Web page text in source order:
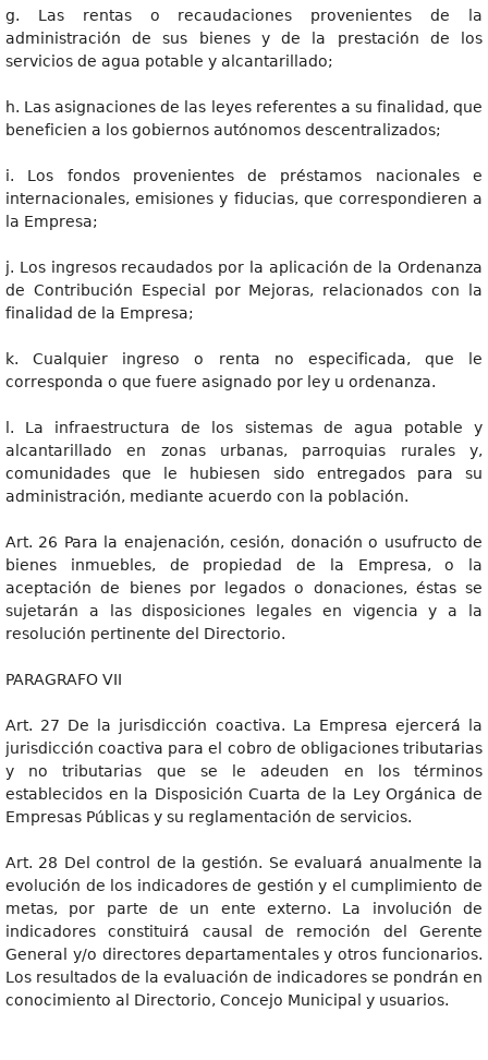
g. Las rentas o recaudaciones provenientes de la
administración de sus bienes y de la prestación de los
servicios de agua potable y alcantarillado;
h. Las asignaciones de las leyes referentes a su finalidad, que
beneficien a los gobiernos autónomos descentralizados;
i. Los fondos provenientes de préstamos nacionales e
internacionales, emisiones y fiducias, que correspondieren a
la Empresa;
j. Los ingresos recaudados por la aplicación de la Ordenanza
de Contribución Especial por Mejoras, relacionados con la
finalidad de la Empresa;
k. Cualquier ingreso o renta no especificada, que le
corresponda o que fuere asignado por ley u ordenanza.
l. La infraestructura de los sistemas de agua potable y
alcantarillado en zonas urbanas, parroquias rurales y,
comunidades que le hubiesen sido entregados para su
administración, mediante acuerdo con la población.
Art. 26 Para la enajenación, cesión, donación o usufructo de
bienes inmuebles, de propiedad de la Empresa, o la
aceptación de bienes por legados o donaciones, éstas se
sujetarán a las disposiciones legales en vigencia y a la
resolución pertinente del Directorio.
PARAGRAFO VII
Art. 27 De la jurisdicción coactiva. La Empresa ejercerá la
jurisdicción coactiva para el cobro de obligaciones tributarias
y no tributarias que se le adeuden en los términos
establecidos en la Disposición Cuarta de la Ley Orgánica de
Empresas Públicas y su reglamentación de servicios.
Art. 28 Del control de la gestión. Se evaluará anualmente la
evolución de los indicadores de gestión y el cumplimiento de
metas, por parte de un ente externo. La involución de
indicadores constituirá causal de remoción del Gerente
General y/o directores departamentales y otros funcionarios.
Los resultados de la evaluación de indicadores se pondrán en
conocimiento al Directorio, Concejo Municipal y usuarios.